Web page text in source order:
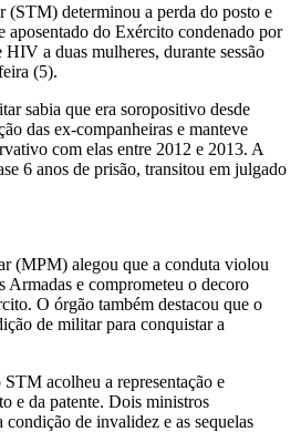
determinou a perda do posto e
aposentado do Exército condenado por
a duas mulheres, durante sessão
(5).
sabia que era soropositivo desde
das ex-companheiras e manteve
com elas entre 2012 e 2013. A
6 anos de prisão, transitou em julgado
(MPM) alegou que a conduta violou
Armadas e comprometeu o decoro
O órgão também destacou que o
de militar para conquistar a
acolheu a representação e
e da patente. Dois ministros
de invalidez e as sequelas